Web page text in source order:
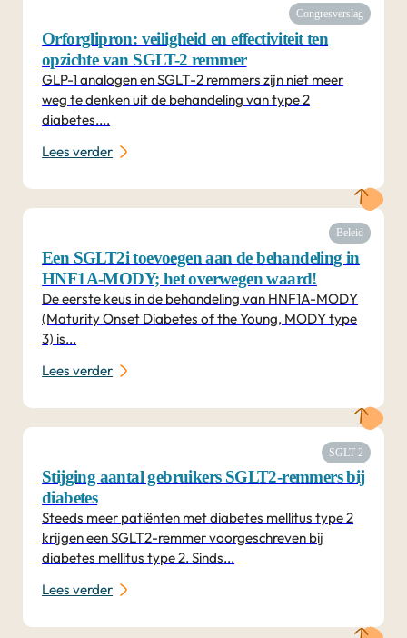
Congresverslag
Orforglipron: veiligheid en effectiviteit ten
opzichte van SGLT-2 remmer
GLP-1 analogen en SGLT-2 remmers zijn niet meer
weg te denken uit de behandeling van type 2
diabetes....
Lees verder
Beleid
Een SGLT2i toevoegen aan de behandeling in
HNF1A-MODY; het overwegen waard!
De eerste keus in de behandeling van HNF1A-MODY
(Maturity Onset Diabetes of the Young, MODY type
3) is...
Lees verder
SGLT-2
Stijging aantal gebruikers SGLT2-remmers bij
diabetes
Steeds meer patiënten met diabetes mellitus type 2
krijgen een SGLT2-remmer voorgeschreven bij
diabetes mellitus type 2. Sinds...
Lees verder